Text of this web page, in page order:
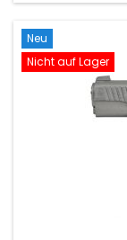
Neu
Nicht auf Lager